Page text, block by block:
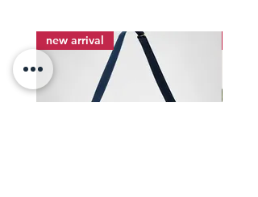
new arrival